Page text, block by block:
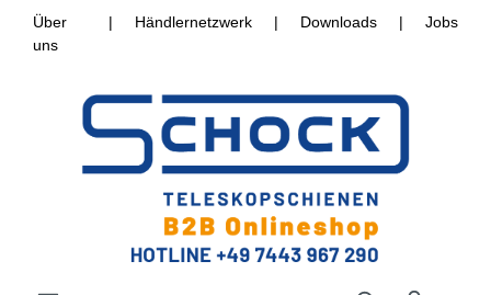
Über
uns
| Händlernetzwerk | Downloads | Jobs